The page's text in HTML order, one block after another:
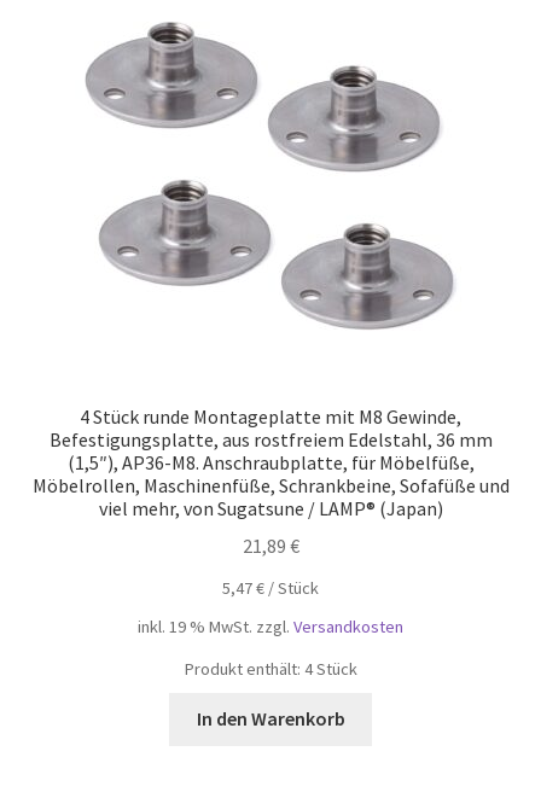
Unsere Partner
Versand
Warenkorb
Widerrufsbelehrung
4 Stück runde Montageplatte mit M8 Gewinde,
Befestigungsplatte, aus rostfreiem Edelstahl, 36 mm
(1,5″), AP36-M8. Anschraubplatte, für Möbelfüße,
Möbelrollen, Maschinenfüße, Schrankbeine, Sofafüße und
viel mehr, von Sugatsune / LAMP® (Japan)
21,89 €
5,47€ /Stück
inkl. 19 % MwSt. zzgl. Versandkosten
Produkt enthält: 4Stück
In den Warenkorb